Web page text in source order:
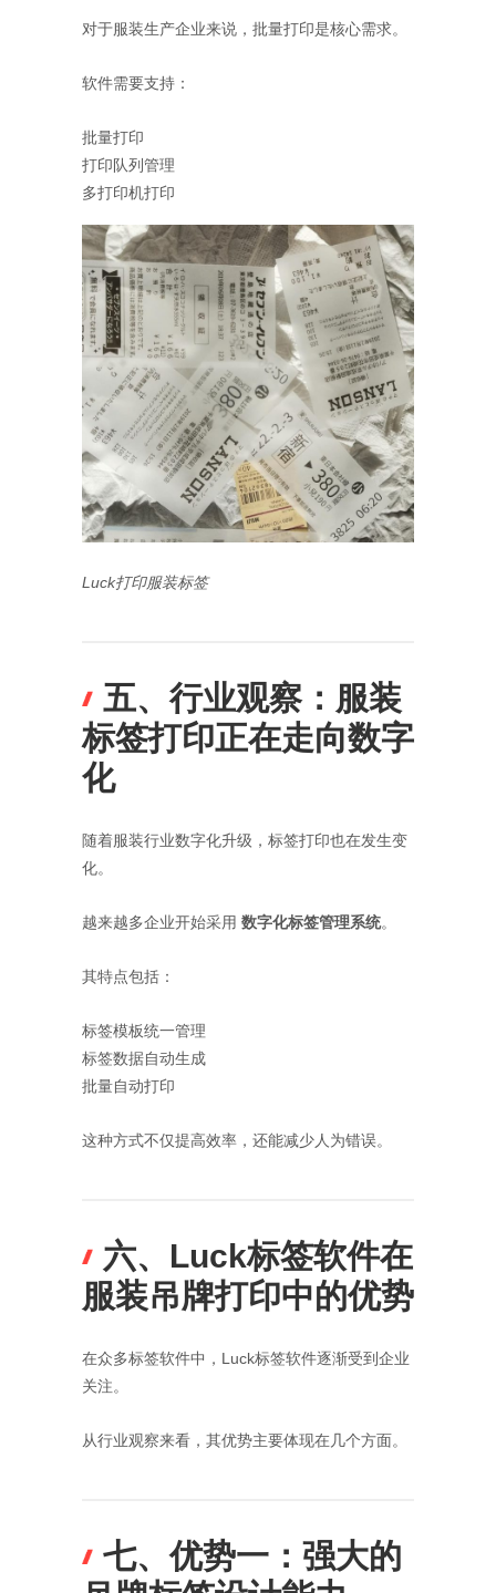
对于服装生产企业来说，批量打印是核心需求。
软件需要支持：
批量打印
打印队列管理
多打印机打印
Luck打印服装标签
五、行业观察：服装
标签打印正在走向数字
化
随着服装行业数字化升级，标签打印也在发生变
化。
越来越多企业开始采用 数字化标签管理系统。
其特点包括：
标签模板统一管理
标签数据自动生成
批量自动打印
这种方式不仅提高效率，还能减少人为错误。
六、Luck标签软件在
服装吊牌打印中的优势
在众多标签软件中，Luck标签软件逐渐受到企业
关注。
从行业观察来看，其优势主要体现在几个方面。
七、优势一：强大的